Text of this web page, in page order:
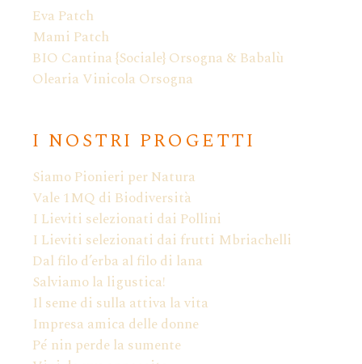
Eva Patch
Mami Patch
BIO Cantina {Sociale} Orsogna & Babalù
Olearia Vinicola Orsogna
I NOSTRI PROGETTI
Siamo Pionieri per Natura
Vale 1MQ di Biodiversità
I Lieviti selezionati dai Pollini
I Lieviti selezionati dai frutti Mbriachelli
Dal filo d’erba al filo di lana
Salviamo la ligustica!
Il seme di sulla attiva la vita
Impresa amica delle donne
Pé nin perde la sumente